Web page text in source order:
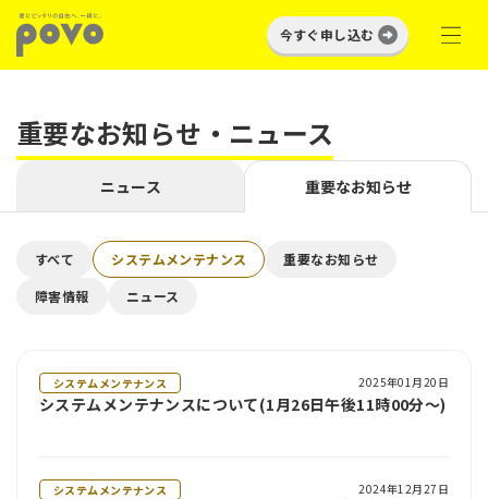
今すぐ申し込む
重要なお知らせ・ニュース
ニュース 重要なお知らせ
すべて システムメンテナンス
重要なお知らせ
障害情報
ニュース
システムメンテナンス 2025年01月20日
システムメンテナンスについて(1月26日午後11時00分～)
システムメンテナンス 2024年12月27日